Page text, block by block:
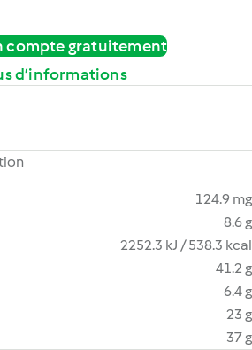
compte gratuitement
d’informations
124.9 mg
8.6 g
2252.3 kJ / 538.3 kcal
41.2 g
6.4 g
23 g
37 g